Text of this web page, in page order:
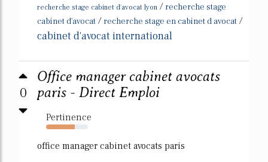
recherche stage cabinet d'avocat lyon / recherche stage
cabinet d'avocat / recherche stage en cabinet d avocat /
cabinet d'avocat international
0
Office manager cabinet avocats
paris - Direct Emploi
Pertinence
69%
office manager cabinet avocats paris